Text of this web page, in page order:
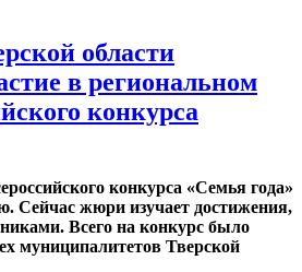
области
в региональном
конкурса
конкурса «Семья года»
Сейчас жюри изучает достижения,
Всего на конкурс было
муниципалитетов Тверской